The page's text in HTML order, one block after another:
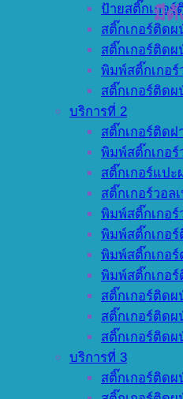
ป้ายสติ๊กเกอร์
สติ๊กเกอร์ติด
สติ๊กเกอร์ติดผ
พิมพ์สติ๊กเกอร์
สติ๊กเกอร์ติดผ
บริการที่ 2
สติ๊กเกอร์ติดฝ
พิมพ์สติ๊กเกอร์
สติ๊กเกอร์แปะ
สติ๊กเกอร์วอล
พิมพ์สติ๊กเกอร์
พิมพ์สติ๊กเกอร์
พิมพ์สติ๊กเกอร์
พิมพ์สติ๊กเกอ
สติ๊กเกอร์ติดผ
สติ๊กเกอร์ติด
สติ๊กเกอร์ติดผ
บริการที่ 3
สติ๊กเกอร์ติดผ
มีดั